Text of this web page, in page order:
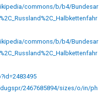
commons/b/b4/Bundesar
commons/b/b4/Bundesar
2467685894/sizes/o/in/ph